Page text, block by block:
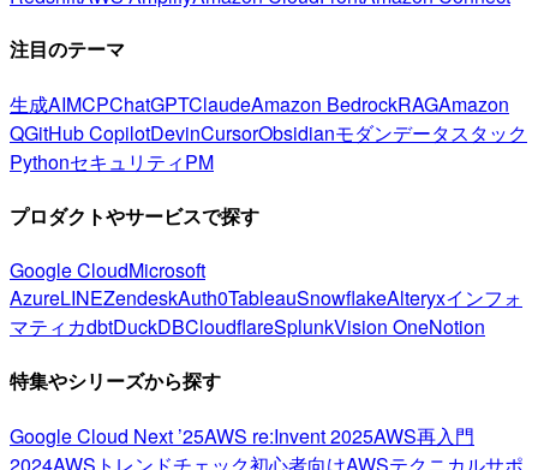
注目のテーマ
生成AIMCPChatGPTClaudeAmazon BedrockRAGAmazon
QGitHub CopilotDevinCursorObsidianモダンデータスタック
PythonセキュリティPM
プロダクトやサービスで探す
Google CloudMicrosoft
AzureLINEZendeskAuth0TableauSnowflakeAlteryxインフォ
マティカdbtDuckDBCloudflareSplunkVision OneNotion
特集やシリーズから探す
Google Cloud Next ’25AWS re:Invent 2025AWS再入門
2024AWSトレンドチェック初心者向けAWSテクニカルサポ